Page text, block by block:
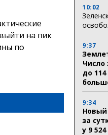
на пик
по
10:02
9:37
Число
до
9:34
Новый
за
у 9